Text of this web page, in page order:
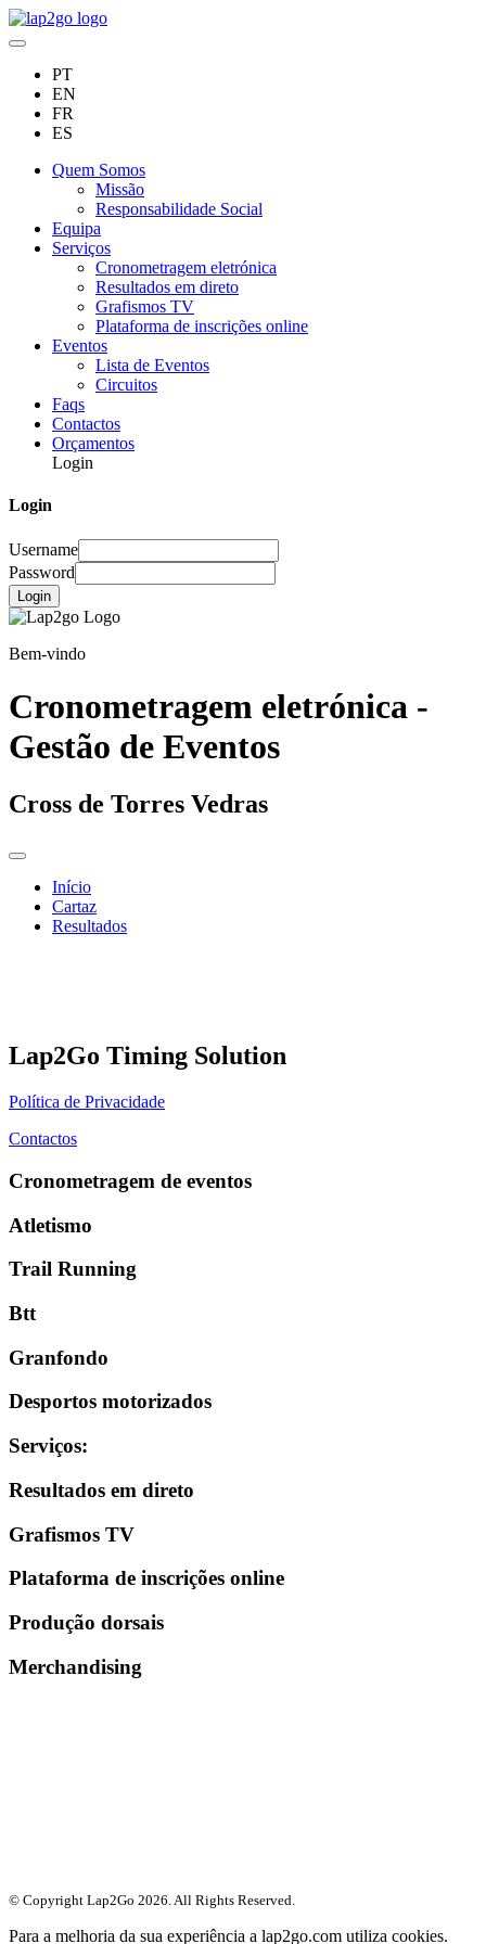
PT
EN
FR
ES
Quem Somos
Missão
Responsabilidade Social
Equipa
Serviços
Cronometragem eletrónica
Resultados em direto
Grafismos TV
Plataforma de inscrições online
Eventos
Lista de Eventos
Circuitos
Faqs
Contactos
Orçamentos
Login
Login
Username
Password
Login
Bem-vindo
Cronometragem eletrónica -
Gestão de Eventos
Cross de Torres Vedras
Início
Cartaz
Resultados
Lap2Go Timing Solution
Política de Privacidade
Contactos
Cronometragem de eventos
Atletismo
Trail Running
Btt
Granfondo
Desportos motorizados
Serviços:
Resultados em direto
Grafismos TV
Plataforma de inscrições online
Produção dorsais
Merchandising
© Copyright Lap2Go 2026. All Rights Reserved.
Para a melhoria da sua experiência a lap2go.com utiliza cookies.